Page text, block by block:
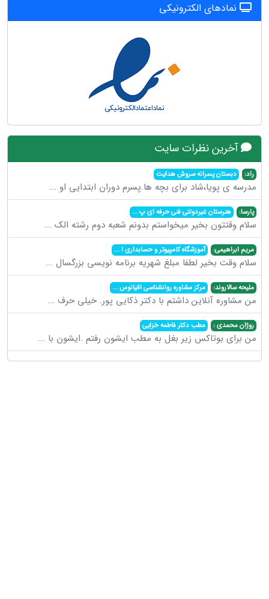
نمادهای الکترونیکی
آخرین نظرات سایت
راد: دبستان پسرانه سروش هدایت
مدرسه ی پویا،شاد برای بچه ها.پسرم دوران ابتدایی او ...
پارسا: هنرستان غیردولتی فنی حرفه ای پ...
سلام وقتتون بخیر میخواستم بدونم شعبه دوم رشته الک ...
مریم ابراهیمی: آموزشگاه کامپیوتر و حسابداری ا...
سلام وقت بخیر لطفا مبلغ شهریه برنامه نویسی بزرگسال ...
ملیحه سالاروند: مرکز مشاوره روانشناسی اقیانوس...
من مشاوره آنلاین داشتم با دکتر ذکایی پور. خیلی حرف ...
روژان محمدی : مطب دکتر فاطمه خزایی
من برای بوتاکس زیر بغل به مطب ایشون رفتم .ایشون با ...